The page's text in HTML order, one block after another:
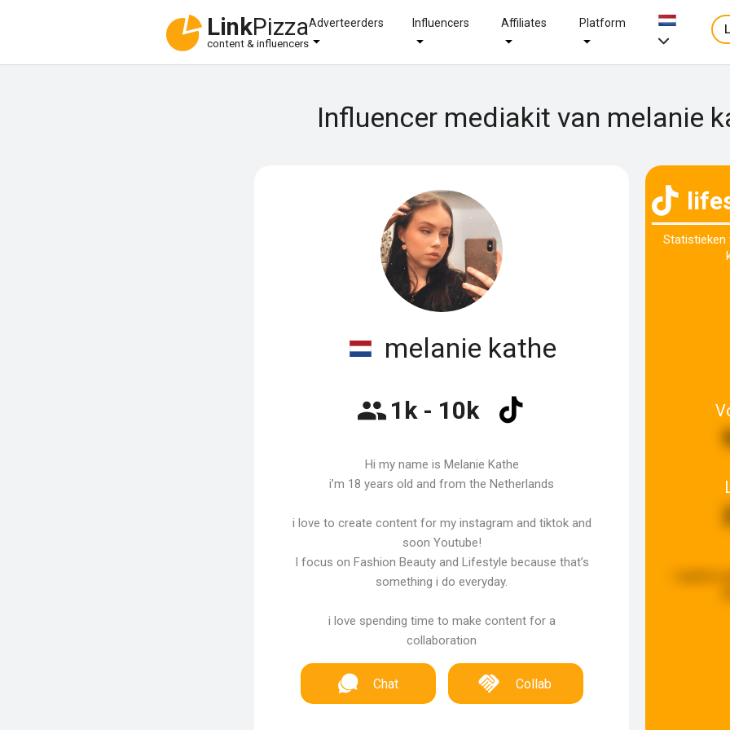
LinkPizza
content & influencers
Adverteerders Influencers Affiliates Platform
Influencer mediakit van melanie
melanie kathe
1k - 10k
Hi my name is Melanie Kathe
i’m 18 years old and from the Netherlands
i love to create content for my instagram and tiktok and
soon Youtube!
I focus on Fashion Beauty and Lifestyle because that’s
something i do everyday.
i love spending time to make content for a
collaboration
Chat Collab